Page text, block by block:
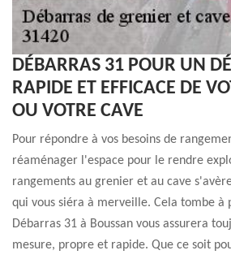
DÉBARRAS 31 POUR UN
RAPIDE ET EFFICACE DE
OU VOTRE CAVE
Pour répondre à vos besoins de
réaménager l'espace pour le rendre
rangements au grenier et au cave
qui vous siéra à merveille. Cela tombe à
Débarras 31 à Boussan vous assurera
mesure, propre et rapide. Que ce soit